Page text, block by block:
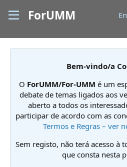
ForUMM
Bem-vindo/a
O ForUMM/For-UMM é um
debate de temas ligados aos
aberto a todos os
participar de acordo com as
Termos e Regras – ver
Sem registo, não terá acesso à
que consta nesta